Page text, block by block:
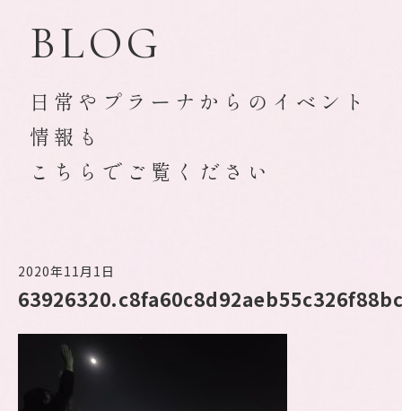
BLOG
日常やプラーナからのイベント
情報も
こちらでご覧ください
2020年11月1日